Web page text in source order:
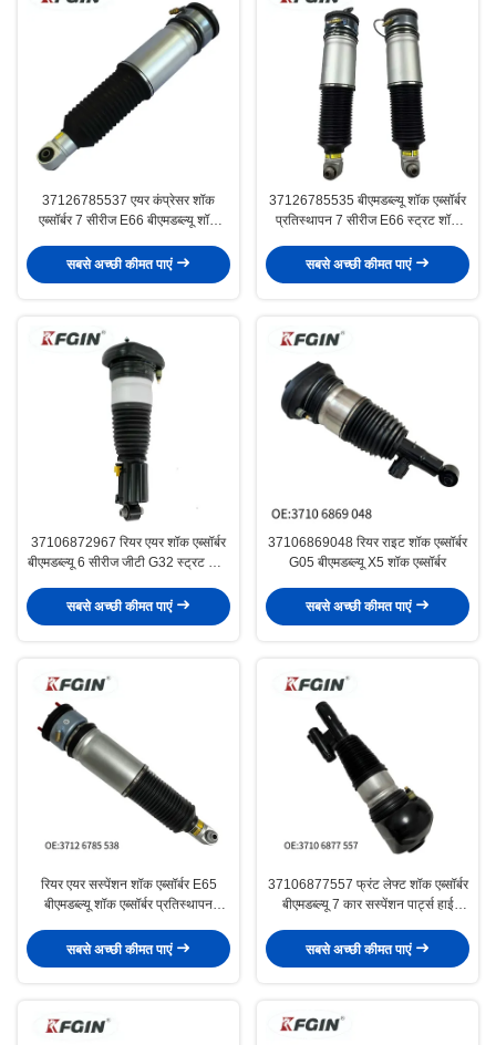
37126785537 एयर कंप्रेसर शॉक
एब्सॉर्बर 7 सीरीज E66 बीएमडब्ल्यू शॉक
सबसे अच्छी कीमत पाएं
37126785535 बीएमडब्ल्यू शॉक एब्सॉर्बर
प्रतिस्थापन 7 सीरीज E66 स्ट्रट शॉक
सबसे अच्छी कीमत पाएं
37106872967 रियर एयर शॉक एब्सॉर्बर
बीएमडब्ल्यू 6 सीरीज जीटी G32 स्ट्रट शॉक
सबसे अच्छी कीमत पाएं
37106869048 रियर राइट शॉक एब्सॉर्बर
G05 बीएमडब्ल्यू X5 शॉक एब्सॉर्बर
सबसे अच्छी कीमत पाएं
रियर एयर सस्पेंशन शॉक एब्सॉर्बर E65
बीएमडब्ल्यू शॉक एब्सॉर्बर प्रतिस्थापन
सबसे अच्छी कीमत पाएं
37106877557 फ्रंट लेफ्ट शॉक एब्सॉर्बर
बीएमडब्ल्यू 7 कार सस्पेंशन पार्ट्स हाई
सबसे अच्छी कीमत पाएं